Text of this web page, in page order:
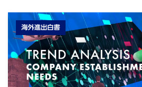
海外進出白書